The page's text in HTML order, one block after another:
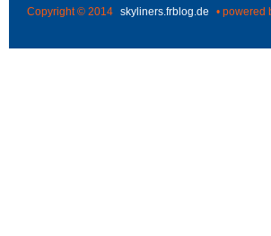
Copyright © 2014 skyliners.frblog.de • powered